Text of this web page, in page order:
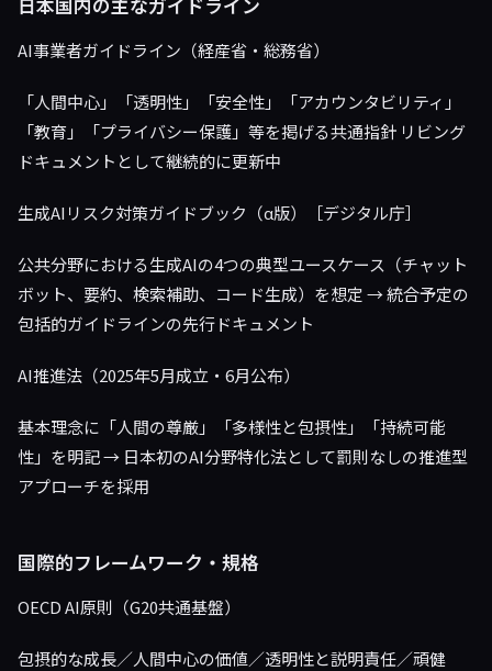
AI事業者ガイドライン（経産省・総務省）
「人間中心」「透明性」「安全性」「アカウンタビリティ」
「教育」「プライバシー保護」等を掲げる共通指針 リビング
ドキュメントとして継続的に更新中
生成AIリスク対策ガイドブック（α版）［デジタル庁］
公共分野における生成AIの4つの典型ユースケース（チャット
ボット、要約、検索補助、コード生成）を想定 → 統合予定の
包括的ガイドラインの先行ドキュメント
AI推進法（2025年5月成立・6月公布）
基本理念に「人間の尊厳」「多様性と包摂性」「持続可能
性」を明記 → 日本初のAI分野特化法として罰則なしの推進型
アプローチを採用
国際的フレームワーク・規格
OECD AI原則（G20共通基盤）
包摂的な成長／人間中心の価値／透明性と説明責任／頑健